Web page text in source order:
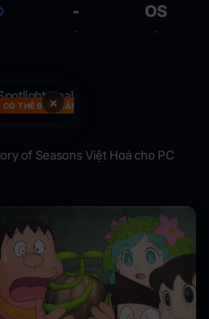
-
-
OS
-
×
CÓ THỂ BẠN CẦN
of Seasons Việt Hoá cho PC